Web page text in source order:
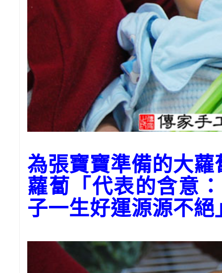
為張寶寶準備的大蘿
蘿蔔「代表的含意
子一生好運源源不絕